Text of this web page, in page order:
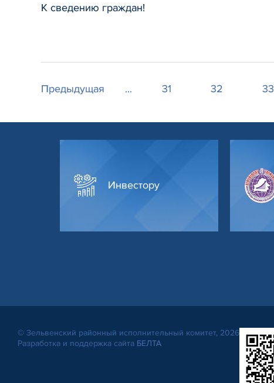
К сведению граждан!
Предыдущая ... 31 32 33
Инвестору
© Зельвенский районный исполнительный комитет, 2026
Разработка и поддержка сайта БЕЛТА